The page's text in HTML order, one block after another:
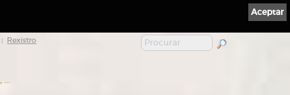
Rexistro
...
Aceptar